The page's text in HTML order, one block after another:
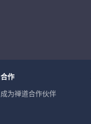
合作
成为禅道合作伙伴